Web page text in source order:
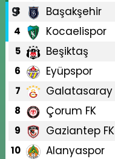
3 Başakşehir
4 Kocaelispor
5 Beşiktaş
6 Eyüpspor
7 Galatasaray
8 Çorum FK
9 Gaziantep FK
10 Alanyaspor